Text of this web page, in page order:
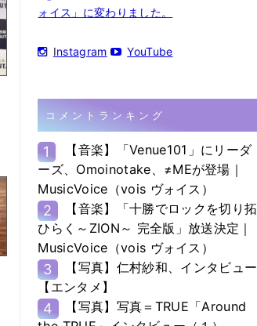
ォイス」に変わりました。
Instagram YouTube
コメントランキング
1
【音楽】「Venue101」にリーダ
ーズ、Omoinotake、≠MEが登場｜
MusicVoice（vois ヴォイス）
2
【音楽】「十勝でロックを切り拓
ひらく～ZION～ 完全版」放送決定｜
MusicVoice（vois ヴォイス）
3
【写真】仁村紗和、インタビュー
【エンタメ】
4
【写真】写真＝TRUE「Around